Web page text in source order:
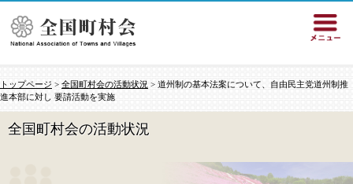
トップページ > 全国町村会の活動状況 > 道州制の基本法案について、自由民主党道州制推
進本部に対し 要請活動を実施
全国町村会の活動状況